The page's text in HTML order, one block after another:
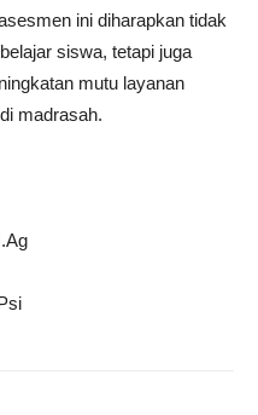
ini diharapkan tidak
siswa, tetapi juga
mutu layanan
madrasah.